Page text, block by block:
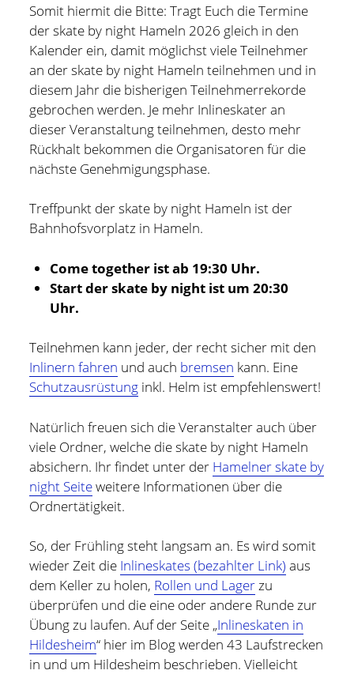
Technik
(9)
Tools und Tipps(61)
Inlineskaten
(103)
Wer schreibt hier?
Holger Modler
Beruflich beschäftige ich mich mit User Experience und
und bin zur Zeit für Prozesse, Methoden und Tools
(PMT) im Compute Middleware Bereich bei der ETAS
GmbH verantwortlich.
In meiner Freizeit bin ich Blogger und Webdesigner und
begeistere mich für gute Technik, hilfreiche Tipps sowie
lesenswerte (Fach-) Bücher und Blogs.
Somit hiermit die Bitte: Tragt Euch die Termine
der skate by night Hameln 2026 gleich in den
Kalender ein, damit möglichst viele Teilnehmer
an der skate by night Hameln teilnehmen und in
diesem Jahr die bisherigen Teilnehmerrekorde
gebrochen werden. Je mehr Inlineskater an
dieser Veranstaltung teilnehmen, desto mehr
Rückhalt bekommen die Organisatoren für die
nächste Genehmigungsphase.
Treffpunkt der skate by night Hameln ist der
Bahnhofsvorplatz in Hameln.
Come together ist ab 19:30 Uhr.
Start der skate by night ist um 20:30
Uhr.
Teilnehmen kann jeder, der recht sicher mit den
Inlinern fahren und auch bremsen kann. Eine
Schutzausrüstung inkl. Helm ist empfehlenswert!
Natürlich freuen sich die Veranstalter auch über
viele Ordner, welche die skate by night Hameln
absichern. Ihr findet unter der Hamelner skate by
night Seiteweitere Informationen über die
Ordnertätigkeit.
So, der Frühling steht langsam an. Es wird somit
wieder Zeit die Inlineskates (bezahlter Link) aus
dem Keller zu holen, Rollen und Lagerzu
überprüfen und die eine oder andere Runde zur
Übung zu laufen. Auf der Seite „Inlineskaten in
Hildesheim“ hier im Blog werden 43 Laufstrecken
in und um Hildesheim beschrieben. Vielleicht